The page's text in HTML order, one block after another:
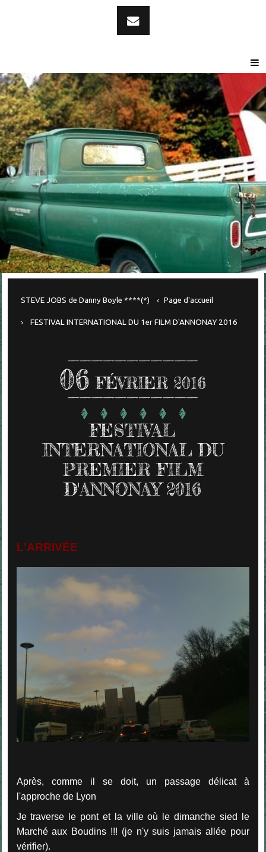
STEVE JOBS de Danny Boyle ****(*) Page d'accueil
FESTIVAL INTERNATIONAL DU 1er FILM D'ANNONAY 2016
06 FÉVRIER 2016
FESTIVAL
INTERNATIONAL DU
PREMIER FILM
D'ANNONAY 2016
L'ARRIVÉE
Après, comme il se doit, un passage délicat à
l'approche de Lyon
Je traverse le pont et la ville où le dimanche sied le
Marché aux Boudins !!! (je n'y suis jamais allée pour
vérifier).